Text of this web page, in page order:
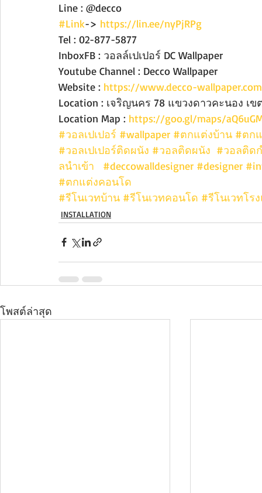
Line : @decco
#Link-> https://lin.ee/nyPjRPg
Tel : 02-877-5877
InboxFB : วอลล์เปเปอร์ DC Wallpaper
Youtube Channel : Decco Wallpaper
Website : https://www.decco-
Location : เจริญนคร 78 แขวงดาวคะนอง เ
Location Map : https://goo.gl/maps/
#วอลเปเปอร์ #wallpaper #ตกแต่งบ้าน #ตก
#วอลเปเปอร์ติดผนัง #วอลติดผนัง #วอลติด
ลนำเข้า
#deccowalldesigner #designer
#ตกแต่งคอนโด
#รีโนเวทบ้าน #รีโนเวทคอนโด #รีโนเวทโร
INSTALLATION
โพสต์ล่าสุด